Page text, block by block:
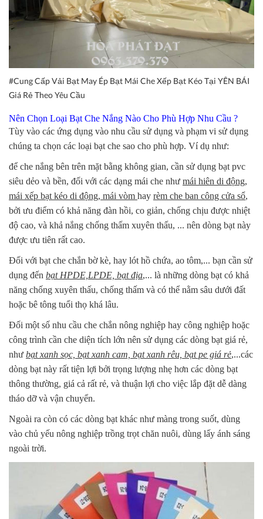
#Cung Cấp Vải Bạt May Ép Bạt Mái Che Xếp Bạt Kéo Tại YÊN BÁI
Giá Rẻ Theo Yêu Cầu
Nên Chọn Loại Bạt Che Nắng Nào Cho Phù Hợp Nhu Cầu ?
Tùy vào các ứng dụng vào nhu cầu sử dụng và phạm vi sử dụng
chúng ta chọn các loại bạt che sao cho phù hợp. Ví dụ như:
để che nắng bên trên mặt bằng không gian, cần sử dụng bạt pvc
siêu dẻo và bền, đối với các dạng mái che như mái hiên di động,
mái xếp bạt kéo di động, mái vòm hay rèm che ban công cửa sổ,
bởi ưu điểm có khả năng đàn hồi, co giản, chống chịu được nhiệt
độ cao, và khả nắng chống thấm xuyên thấu, ... nên dòng bạt này
được ưu tiên rất cao.
Đối với bạt che chắn bờ kè, hay lót hồ chứa, ao tôm,... bạn cần sử
dụng đến bạt HPDE,LPDE, bạt địa,... là những dòng bạt có khả
năng chống xuyên thấu, chống thấm và có thể nằm sâu dưới đất
hoặc bê tông tuổi thọ khá lâu.
Đối một số nhu cầu che chắn nông nghiệp hay công nghiệp hoặc
công trình cần che diện tích lớn nên sử dụng các dòng bạt giá rẻ,
như bạt xanh sọc, bạt xanh cam, bạt xanh rêu, bạt pe giá rẻ,...các
dòng bạt này rất tiện lợi bởi trọng lượng nhẹ hơn các dòng bạt
thông thường, giá cả rất rẻ, và thuận lợi cho việc lắp đặt dễ dàng
tháo dỡ và vận chuyển.
Ngoài ra còn có các dòng bạt khác như màng trong suốt, dùng
vào chủ yếu nông nghiệp trồng trọt chăn nuôi, dùng lấy ánh sáng
ngoài trời.